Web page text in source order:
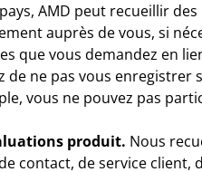
AMD peut recueillir
auprès de vous, si
que vous demandez en
de ne pas vous
vous ne pouvez pas
produit. Nous
contact, de service client,